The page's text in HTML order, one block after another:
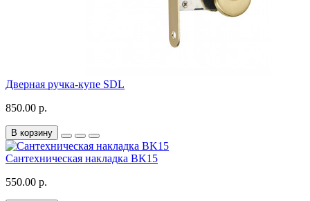
Дверная ручка-купе SDL
850.00 р.
В корзину
Сантехническая накладка BK15
550.00 р.